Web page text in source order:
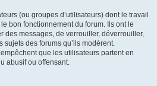
(ou groupes d’utilisateurs) dont le travail
bon fonctionnement du forum. Ils ont le
des messages, de verrouiller, déverrouiller,
des forums qu’ils modèrent.
que les utilisateurs partent en
abusif ou offensant.